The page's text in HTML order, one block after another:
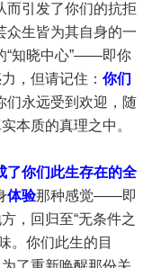
而引发了你们的抗拒
众生皆为其自身的一
“知晓中心”——即你
，但请记住： 你们
们永远受到欢迎，随
本质的真理之中。
了你们此生存在的全
体验那种感觉——即
，回归至“无条件之
。你们此生的目